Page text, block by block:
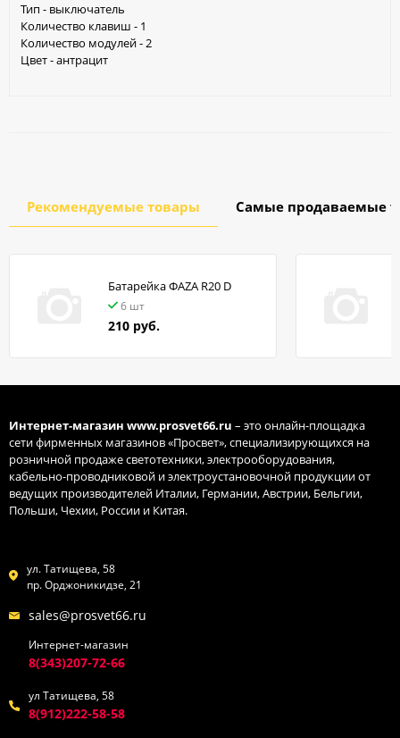
Тип - выключатель
Количество клавиш - 1
Количество модулей - 2
Цвет - антрацит
Рекомендуемые товары Самые продаваемые
Батарейка ФАZA R20 D
6 шт
210 руб.
Интернет-магазин www.prosvet66.ru – это онлайн-площадка
сети фирменных магазинов «Просвет», специализирующихся на
розничной продаже светотехники, электрооборудования,
кабельно-проводниковой и электроустановочной продукции от
ведущих производителей Италии, Германии, Австрии, Бельгии,
Польши, Чехии, России и Китая.
ул. Татищева, 58
пр. Орджоникидзе, 21
sales@prosvet66.ru
Интернет-магазин
8(343)207-72-66
ул Татищева, 58
8(912)222-58-58